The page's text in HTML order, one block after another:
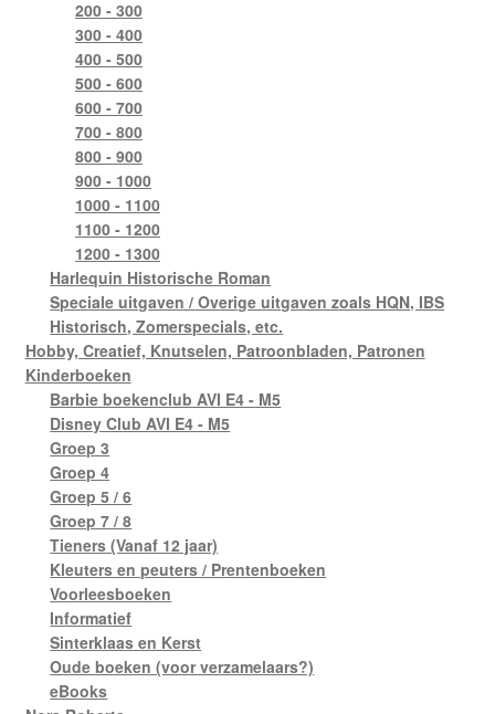
200 - 300
300 - 400
400 - 500
500 - 600
600 - 700
700 - 800
800 - 900
900 - 1000
1000 - 1100
1100 - 1200
1200 - 1300
Harlequin Historische Roman
Speciale uitgaven / Overige uitgaven zoals HQN, IBS
Historisch, Zomerspecials, etc.
Hobby, Creatief, Knutselen, Patroonbladen, Patronen
Kinderboeken
Barbie boekenclub AVI E4 - M5
Disney Club AVI E4 - M5
Groep 3
Groep 4
Groep 5 / 6
Groep 7 / 8
Tieners (Vanaf 12 jaar)
Kleuters en peuters / Prentenboeken
Voorleesboeken
Informatief
Sinterklaas en Kerst
Oude boeken (voor verzamelaars?)
eBooks